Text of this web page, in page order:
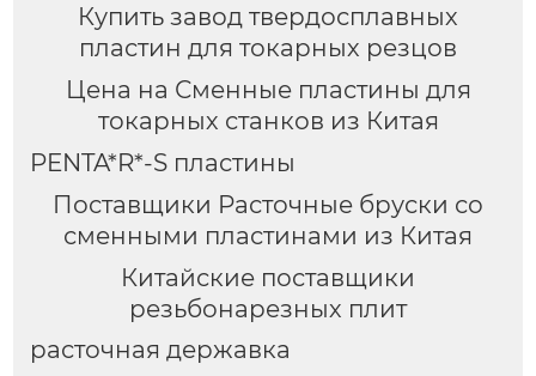
Купить завод твердосплавных
пластин для токарных резцов
Цена на Сменные пластины для
токарных станков из Китая
PENTA*R*-S пластины
Поставщики Расточные бруски со
сменными пластинами из Китая
Китайские поставщики
резьбонарезных плит
расточная державка